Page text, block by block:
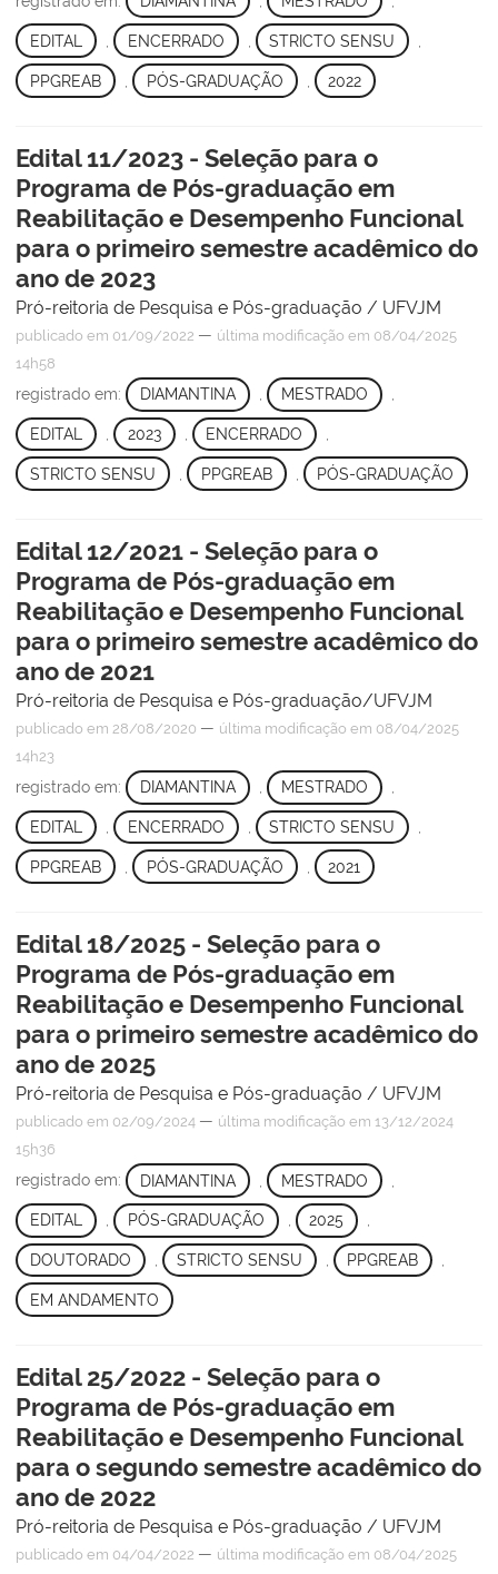
EDITAL ENCERRADO STRICTO SENSU
PPGREAB PÓS-GRADUAÇÃO 2022
Edital 11/2023 - Seleção para o
Programa de Pós-graduação em
Reabilitação e Desempenho Funcional
para o primeiro semestre acadêmico do
ano de 2023
Pró-reitoria de Pesquisa e Pós-graduação / UFVJM
publicado em 01/09/2022 — última modificação em 08/04/2025
14h58
registrado em: DIAMANTINA , MESTRADO ,
EDITAL 2023 ENCERRADO
STRICTO SENSU PPGREAB PÓS-GRADUAÇÃO
Edital 12/2021 - Seleção para o
Programa de Pós-graduação em
Reabilitação e Desempenho Funcional
para o primeiro semestre acadêmico do
ano de 2021
Pró-reitoria de Pesquisa e Pós-graduação/UFVJM
publicado em 28/08/2020 — última modificação em 08/04/2025
14h23
registrado em: DIAMANTINA , MESTRADO ,
EDITAL ENCERRADO STRICTO SENSU
PPGREAB PÓS-GRADUAÇÃO 2021
Edital 18/2025 - Seleção para o
Programa de Pós-graduação em
Reabilitação e Desempenho Funcional
para o primeiro semestre acadêmico do
ano de 2025
Pró-reitoria de Pesquisa e Pós-graduação / UFVJM
publicado em 02/09/2024 — última modificação em 13/12/2024
15h36
registrado em: DIAMANTINA MESTRADO
EDITAL , PÓS-GRADUAÇÃO , 2025 ,
DOUTORADO STRICTO SENSU PPGREAB
EM ANDAMENTO
Edital 25/2022 - Seleção para o
Programa de Pós-graduação em
Reabilitação e Desempenho Funcional
para o segundo semestre acadêmico do
ano de 2022
Pró-reitoria de Pesquisa e Pós-graduação / UFVJM
publicado em 04/04/2022 — última modificação em 08/04/2025